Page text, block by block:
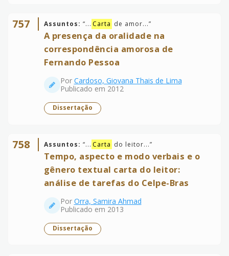
757 Assuntos: “... Carta de amor...”
A presença da oralidade na
correspondência amorosa de
Fernando Pessoa
Por Cardoso, Giovana Thais de Lima
Publicado em 2012
Dissertação
758 Assuntos: “... Carta do leitor...”
Tempo, aspecto e modo verbais e o
gênero textual carta do leitor:
análise de tarefas do Celpe-Bras
Por Orra, Samira Ahmad
Publicado em 2013
Dissertação